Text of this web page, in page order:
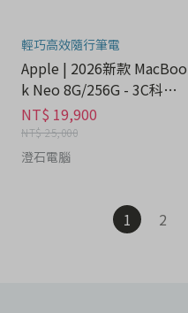
輕巧高效隨行筆電
Apple | 2026新款 MacBoo
k Neo 8G/256G - 3C科技
分期
NT$ 19,900
NT$ 25,000
澄石電腦
1 2